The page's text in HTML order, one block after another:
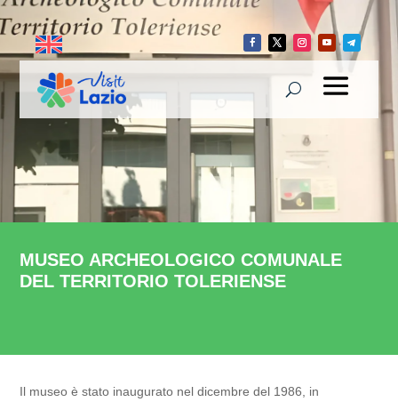
MUSEO ARCHEOLOGICO COMUNALE
DEL TERRITORIO TOLERIENSE
Il museo è stato inaugurato nel dicembre del 1986, in